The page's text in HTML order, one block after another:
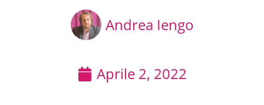
Andrea Iengo
Aprile 2, 2022